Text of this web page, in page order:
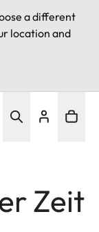
a different
location and
Zeit